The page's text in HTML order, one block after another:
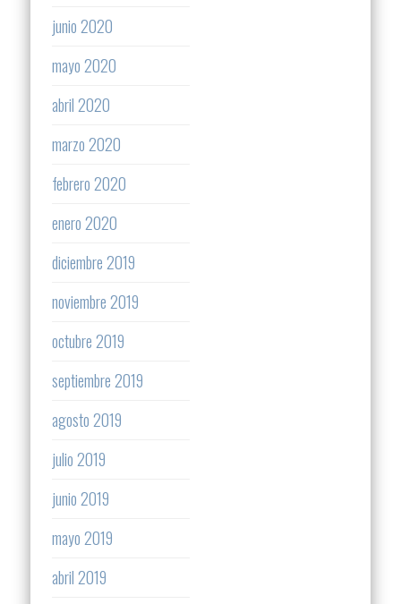
junio 2020
mayo 2020
abril 2020
marzo 2020
febrero 2020
enero 2020
diciembre 2019
noviembre 2019
octubre 2019
septiembre 2019
agosto 2019
julio 2019
junio 2019
mayo 2019
abril 2019